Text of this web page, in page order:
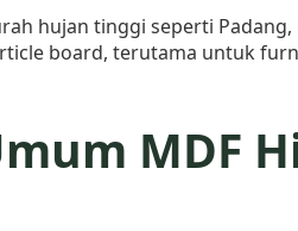
hujan tinggi seperti
board, terutama untuk
MDF